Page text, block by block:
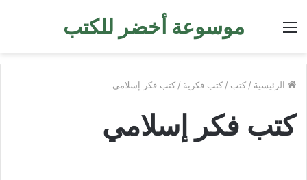
موسوعة أخضر للكتب القائمة
الرئيسية / كتب / كتب فكرية / كتب فكر إسلامي
كتب فكر إسلامي